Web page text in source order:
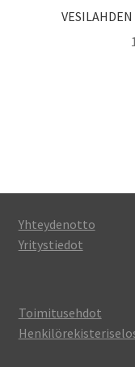
Yhteydenotto
Yritystiedot
Toimitusehdot